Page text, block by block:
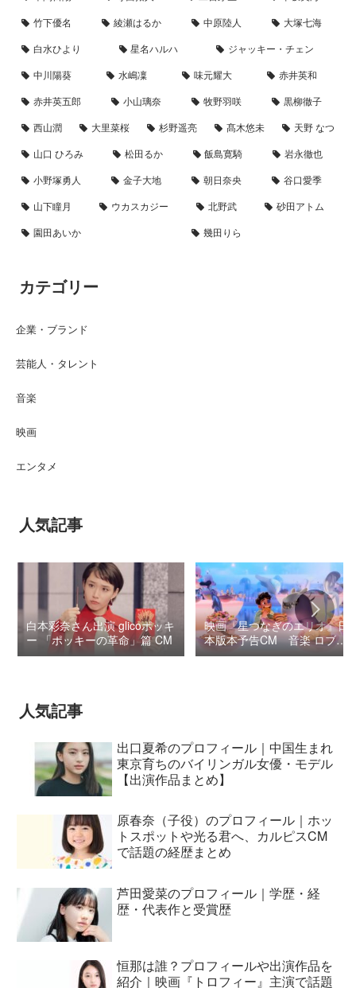
竹下優名
綾瀬はるか 中原陸人
大塚七海
白水ひより
星名ハルハ
ジャッキー・チェン
中川陽葵
水嶋凜 味元耀大
赤井英和
赤井英五郎
小山璃奈 牧野羽咲
黒柳徹子
西山潤
大里菜桜 杉野遥亮 髙木悠未
天野 なつ
山口 ひろみ
松田るか 飯島寛騎
岩永徹也
小野塚勇人
金子大地 朝日奈央
谷口愛季
山下瞳月
ウカスカジー 北野武
砂田アトム
園田あいか
幾田りら
カテゴリー
企業・ブランド
芸能人・タレント
音楽
映画
エンタメ
人気記事
白本彩奈さん出演 glicoポッキ
ー 「ポッキーの革命」篇 CM
映画『星つなぎのエリオ』日
本版本予告CM 音楽 ロブ・
シモンセン /
人気記事
出口夏希のプロフィール｜中国生まれ
東京育ちのバイリンガル女優・モデル
【出演作品まとめ】
原春奈（子役）のプロフィール｜ホッ
トスポットや光る君へ、カルピスCM
で話題の経歴まとめ
芦田愛菜のプロフィール｜学歴・経
歴・代表作と受賞歴
恒那は誰？プロフィールや出演作品を
紹介｜映画『トロフィー』主演で話題